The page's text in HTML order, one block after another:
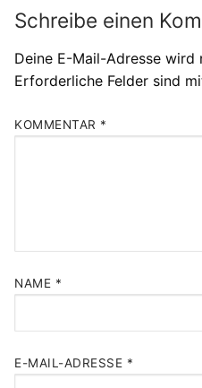
Schreibe einen
Deine E-Mail-Adresse
Erforderliche Felder sind
KOMMENTAR *
NAME *
E-MAIL-ADRESSE *